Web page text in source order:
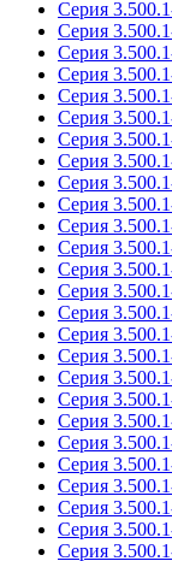
Серия
Серия
Серия
Серия
Серия
Серия
Серия
Серия
Серия
Серия
Серия
Серия
Серия
Серия
Серия
Серия
Серия
Серия
Серия
Серия
Серия
Серия
Серия
Серия
Серия
Серия